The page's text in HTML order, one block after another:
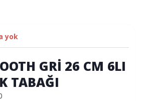
yok
GRİ 26 CM 6LI
TABAĞI